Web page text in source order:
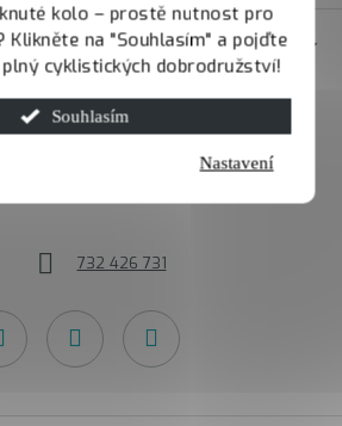
kolo – prostě nutnost pro
Klikněte na "Souhlasím" a pojďte
cyklistických dobrodružství!
Souhlasím
Nastavení
732 426 731